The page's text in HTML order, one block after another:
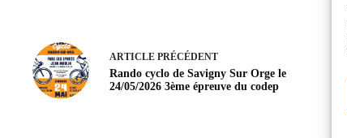
ARTICLE PRÉCÉDENT
Rando cyclo de Savigny Sur Orge le
24/05/2026 3ème épreuve du codep